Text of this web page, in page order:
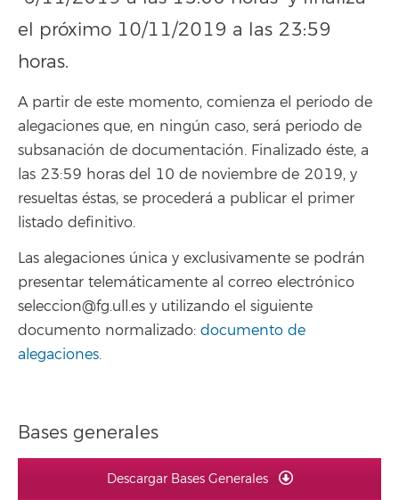
el próximo 10/11/2019 a las 23:59
horas.
A partir de este momento, comienza el periodo de
alegaciones que, en ningún caso, será periodo de
subsanación de documentación. Finalizado éste, a
las 23:59 horas del 10 de noviembre de 2019, y
resueltas éstas, se procederá a publicar el primer
listado definitivo.
Las alegaciones única y exclusivamente se podrán
presentar telemáticamente al correo electrónico
seleccion@fg.ull.es y utilizando el siguiente
documento normalizado: documento de
alegaciones.
Bases generales
Descargar Bases Generales